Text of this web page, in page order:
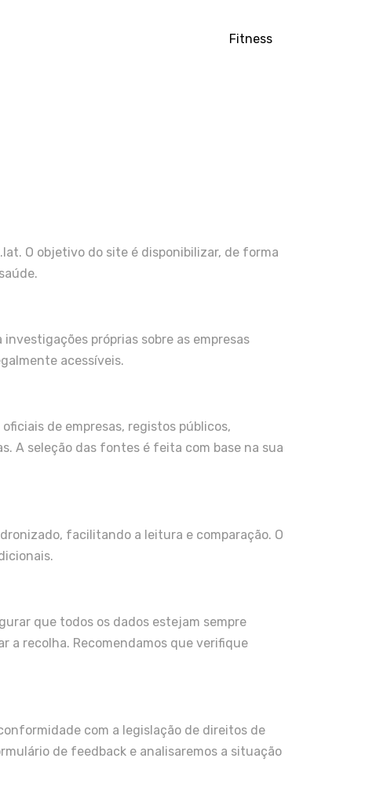
Fitness
O objetivo do site é disponibilizar, de forma
próprias sobre as empresas
acessíveis.
de empresas, registos públicos,
A seleção das fontes é feita com base na sua
facilitando a leitura e comparação. O
que todos os dados estejam sempre
a recolha. Recomendamos que verifique
com a legislação de direitos de
de feedback e analisaremos a situação